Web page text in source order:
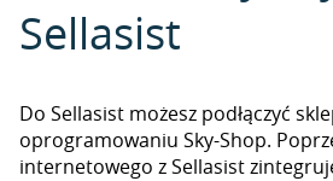
Sellasist
Do Sellasist możesz podłączyć
oprogramowaniu Sky-Shop.
internetowego z Sellasist